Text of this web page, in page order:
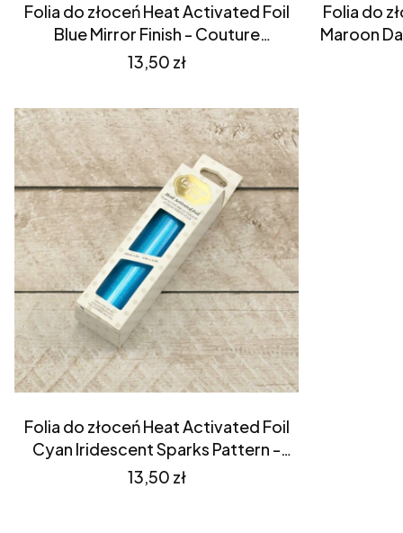
Folia do złoceń Heat Activated Foil
Blue Mirror Finish - Couture
Creations (CO725358)
Cena
13,50 zł
Folia do
Maroon
Folia do złoceń Heat Activated Foil
Cyan Iridescent Sparks Pattern -
Couture Creations (CO726049)
Cena
13,50 zł